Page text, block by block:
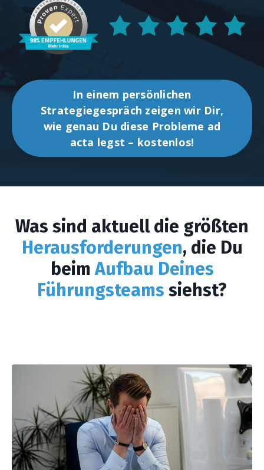
In einem persönlichen
Strategiegespräch zeigen wir Dir,
wie genau Du diese Probleme ad
acta legst – kostenlos!
Was sind aktuell die größten
Herausforderungen, die Du
beim Aufbau Deines
Führungsteams siehst?